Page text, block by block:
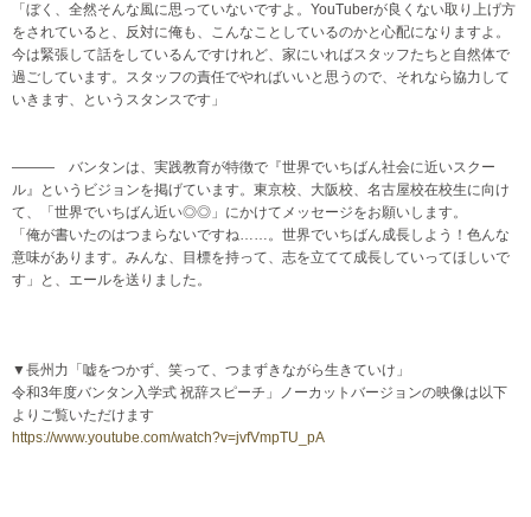
「ぼく、全然そんな風に思っていないですよ。YouTuberが良くない取り上げ方
をされていると、反対に俺も、こんなことしているのかと心配になりますよ。
今は緊張して話をしているんですけれど、家にいればスタッフたちと自然体で
過ごしています。スタッフの責任でやればいいと思うので、それなら協力して
いきます、というスタンスです」
――― バンタンは、実践教育が特徴で『世界でいちばん社会に近いスクー
ル』というビジョンを掲げています。東京校、大阪校、名古屋校在校生に向け
て、「世界でいちばん近い◎◎」にかけてメッセージをお願いします。
「俺が書いたのはつまらないですね……。世界でいちばん成長しよう！色んな
意味があります。みんな、目標を持って、志を立てて成長していってほしいで
す」と、エールを送りました。
▼長州力「嘘をつかず、笑って、つまずきながら生きていけ」
令和3年度バンタン入学式 祝辞スピーチ」ノーカットバージョンの映像は以下
よりご覧いただけます
https://www.youtube.com/watch?v=jvfVmpTU_pA